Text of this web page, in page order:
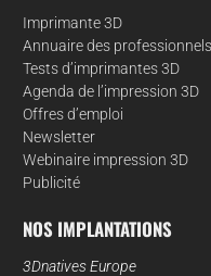
Imprimante 3D
Annuaire des professionnels
Tests d’imprimantes 3D
Agenda de l’impression 3D
Offres d’emploi
Newsletter
Webinaire impression 3D
Publicité
NOS IMPLANTATIONS
3Dnatives Europe